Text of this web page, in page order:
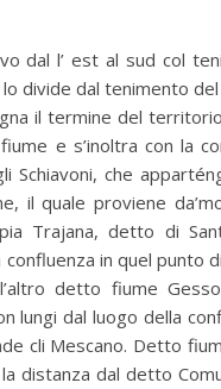
dal l’ est al sud col
divide dal tenimento
il termine del
e s’inoltra con la
Schiavoni, che
il quale proviene
Trajana, detto di
in quel
detto fiume
lungi dal luogo della
cli Mescano. Detto
distanza dal detto